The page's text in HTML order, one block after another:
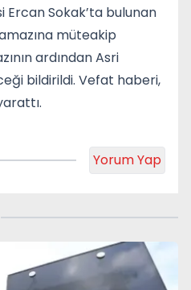
Ercan Sokak’ta bulunan
müteakip
ardından Asri
bildirildi. Vefat haberi,
Yorum Yap